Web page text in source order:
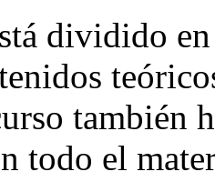
dividido
también
todo el